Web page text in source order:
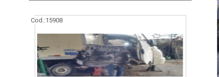
Cod.:15908